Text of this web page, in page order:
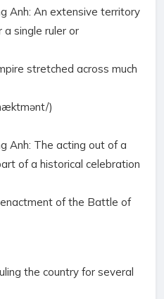
Anh: An extensive territory
a single ruler or
stretched across much
)
Anh: The acting out of a
of a historical celebration
of the Battle of
the country for several